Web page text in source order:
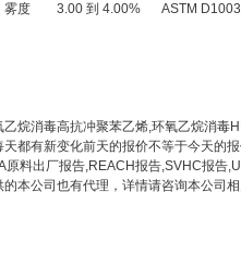
雾度
3.00 到 4.00% ASTM D1003
乙烷消毒高抗冲聚苯乙烯,环氧乙烷消毒
天都有新变化前天的报价不等于今天的
原料出厂报告,REACH报告,SVHC报告
的本公司也有代理，详情请咨询本公